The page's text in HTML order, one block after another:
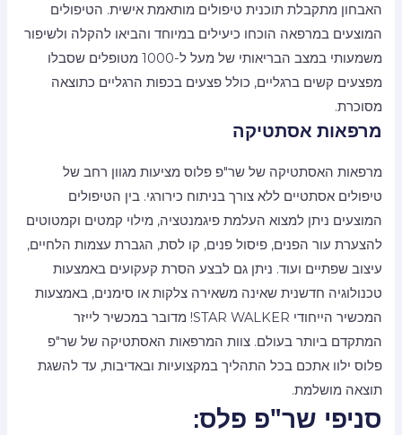
האבחון מתקבלת תוכנית טיפולים מותאמת אישית. הטיפולים
המוצעים במרפאה הוכחו כיעילים במיוחד והביאו להקלה ולשיפור
משמעותי במצב הבריאותי של מעל ל-1000 מטופלים שסבלו
מפצעים קשים ברגליים, כולל פצעים בכפות הרגליים כתוצאה
מסוכרת.
מרפאות אסתטיקה
מרפאות האסתטיקה של שר"פ פלוס מציעות מגוון רחב של
טיפולים אסתטיים ללא צורך בניתוח כירורגי. בין הטיפולים
המוצעים ניתן למצוא העלמת פיגמנטציה, מילוי קמטים וקמטוטים
להצערת עור הפנים, פיסול פנים, קו לסת, הגברת עצמות הלחיים,
עיצוב שפתיים ועוד. ניתן גם לבצע הסרת קעקועים באמצעות
טכנולוגיה חדשנית שאינה משאירה צלקות או סימנים, באמצעות
המכשיר הייחודי STAR WALKER! מדובר במכשיר לייזר
המתקדם ביותר בעולם. צוות המרפאות האסתטיקה של שר"פ
פלוס ילוו אתכם בכל התהליך במקצועיות ובאדיבות, עד להשגת
תוצאה מושלמת.
סניפי שר"פ פלס: